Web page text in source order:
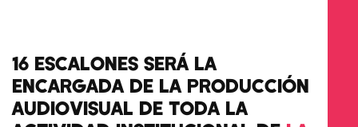
16 ESCALONES SERÁ LA
ENCARGADA DE LA PRODUCCIÓN
AUDIOVISUAL DE TODA LA